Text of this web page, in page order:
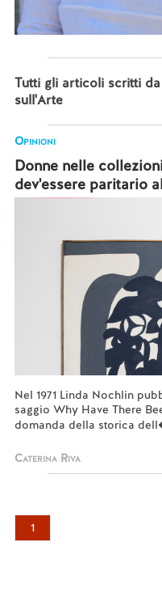
Tutti gli articoli scritti
sull'Arte
Opinioni
Donne nelle
dev'essere paritario
Nel 1971 Linda Nochlin
saggio Why Have There
domanda della storica
Caterina Riva
1